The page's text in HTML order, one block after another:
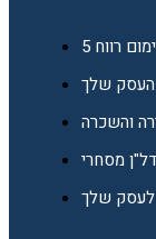
רווח
העסק שלך
והשכרה
לעסק שלך